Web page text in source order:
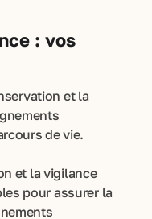
: vos
et la
de vie.
et la vigilance
pour assurer la